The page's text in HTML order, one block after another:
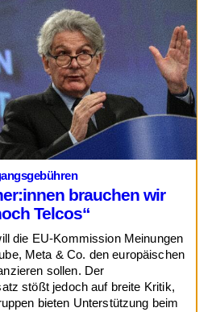
brauchen wir
Telcos“
die EU-Kommission Meinungen
Meta & Co. den europäischen
sollen. Der
stößt jedoch auf breite Kritik,
bieten Unterstützung beim